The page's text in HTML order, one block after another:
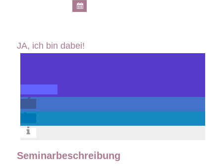
JA, ich bin dabei!
Seminarbeschreibung